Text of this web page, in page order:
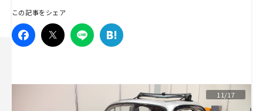
この記事をシェア
11/17
Campaign
人気のハッシュタグ
スズキ ジムニー｜Suzuki Jimny